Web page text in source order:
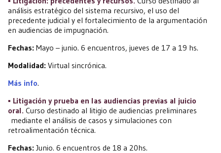
análisis estratégico del sistema recursivo, el uso del
precedente judicial y el fortalecimiento de la argumentación
en audiencias de impugnación.
Fechas: Mayo – junio. 6 encuentros, jueves de 17 a 19 hs.
Modalidad: Virtual sincrónica.
Más info.
▪️ Litigación y prueba en las audiencias previas al juicio
oral. Curso destinado al litigio de audiencias preliminares
mediante el análisis de casos y simulaciones con
retroalimentación técnica.
Fechas: Junio. 6 encuentros de 18 a 20hs.